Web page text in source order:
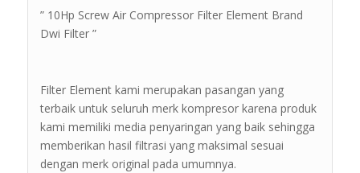
” 10Hp Screw Air Compressor Filter Element Brand
Dwi Filter ”
Filter Element kami merupakan pasangan yang
terbaik untuk seluruh merk kompresor karena produk
kami memiliki media penyaringan yang baik sehingga
memberikan hasil filtrasi yang maksimal sesuai
dengan merk original pada umumnya.